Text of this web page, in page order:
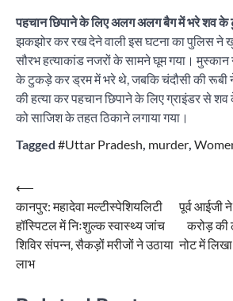
पहचान छिपाने के लिए अलग अलग बैग में भरे शव
झकझोर कर रख देने वाली इस घटना का पुलिस ने
सौरभ हत्याकांड नजरों के सामने घूम गया। मुस्कान
के टुकड़े कर ड्रम में भरे थे, जबकि चंदौसी की रूबी
की हत्या कर पहचान छिपाने के लिए ग्राइंडर से
को साजिश के तहत ठिकाने लगाया गया।
Tagged #Uttar Pradesh, murder,
Post
navigation
⟵
कानपुर: महादेवा मल्टीस्पेशियलिटी
हॉस्पिटल में निःशुल्क स्वास्थ्य जांच
शिविर संपन्न, सैकड़ों मरीजों ने उठाया
लाभ
पूर्व आईजी
करोड़
नोट में